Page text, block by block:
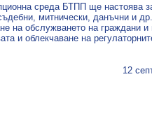
среда БТПП ще настоява
митнически, данъчни и
на обслужването на граждани
и облекчаване на
12